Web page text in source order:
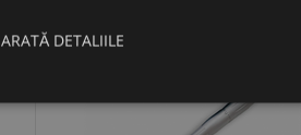
ARATĂ DETALIILE